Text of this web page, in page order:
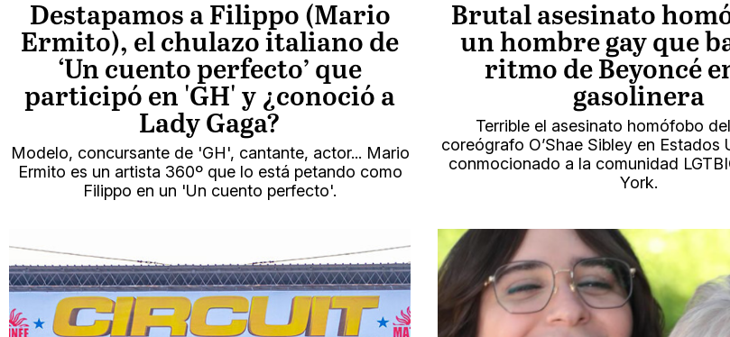
Destapamos a Filippo (Mario
Ermito), el chulazo italiano de
‘Un cuento perfecto’ que
participó en 'GH' y ¿conoció a
Lady Gaga?
Modelo, concursante de 'GH', cantante, actor... Mario
Ermito es un artista 360º que lo está petando como
Filippo en un 'Un cuento perfecto'.
Brutal asesinato
un hombre gay que
ritmo de Beyoncé
gasolinera
Terrible el asesinato homófobo
coreógrafo O’Shae Sibley en Estados
conmocionado a la comunidad
York.